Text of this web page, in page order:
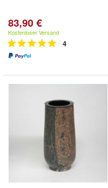
83,90 €
Kostenloser Versand
4